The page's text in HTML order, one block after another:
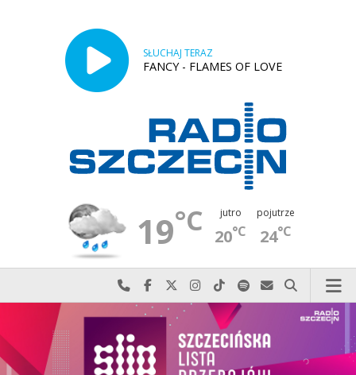
SŁUCHAJ TERAZ
FANCY - FLAMES OF LOVE
19°C jutro
20°C
pojutrze
24°C
Najlepiej po prostu do nas zadzwoń
Odwiedź nas na Facebook-u
Odwiedź nas na X
Odwiedź nas na Instagram-ie
Odwiedź nas na TikTok-u
Szukaj nas na Spotify
Wyślij do nas
Szukaj